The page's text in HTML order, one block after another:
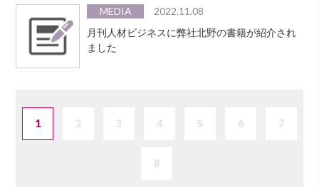
MEDIA 2022.11.08
月刊人材ビジネスに弊社北野の書籍が紹介され
ました
1 2 3 4 5 6 7
8